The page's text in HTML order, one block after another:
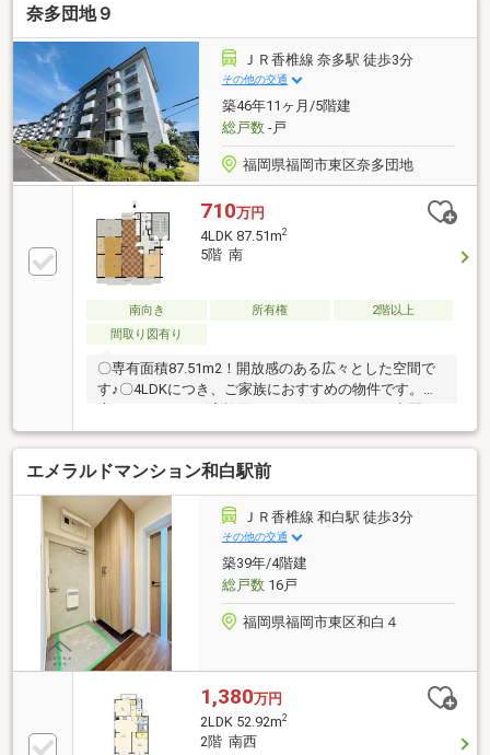
公園や、診療所、テニスコートがあり、子育て中のご
家族におすすめの住環境です！〇イオンモール香椎浜
まで車で約17分！家族でのお出かけも便利な立地で
す！〇徒歩圏内にスーパーやコンビニがあり、お買い
物もしやすいですね♪〇南向きで陽当たり良好です！
〇リフォーム・リノベーションのご相談承っておりま
す！ぜひナカジツまでお問い合わせください！
奈多団地９
ＪＲ香椎線 奈多駅 徒歩3分
その他の交通
築46年11ヶ月/5階建
総戸数-戸
福岡県福岡市東区奈多団地
710万円
4LDK 87.51m2
5階 南
南向き 所有権
2階以上
間取り図有り
〇専有面積87.51m2！開放感のある広々とした空間で
す♪〇4LDKにつき、ご家族におすすめの物件です。〇
広々としたLDKで家族団らんできるくつろぎの空間で
す！〇JR香椎線「奈多」駅徒歩約3分の立地です！通
勤通学におすすめです。〇西鉄バス「奈多」停徒歩５
分！〇徒歩5分圏内にサニー奈多店とドラッグセイム
ズがあります！毎日のお買い物にも困りません♪周辺
環境充実しています〇南向き物件で、日当たり良好で
す〇奈多幼稚園まで徒歩約2分！奈多小学校まで徒歩
約4分！子育てしやすい環境が整っています。〇2007
年に水回りリフォーム済み〇ご内覧希望、その他ご相
談はお気軽にお問い合わせください！
エメラルドマンション和白駅前
ＪＲ香椎線 和白駅 徒歩3分
その他の交通
築39年/4階建
総戸数16戸
福岡県福岡市東区和白４
1,380万円
2LDK 52.92m2
2階 南西